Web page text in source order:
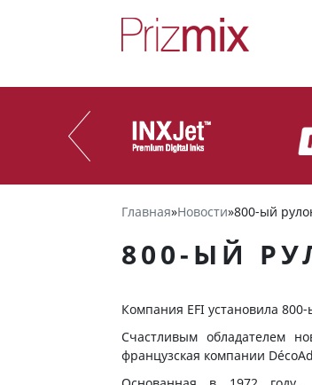
Главная»Новости»800-ый
800-ЫЙ
Компания EFI установила
Счастливым обладателем
французская компании